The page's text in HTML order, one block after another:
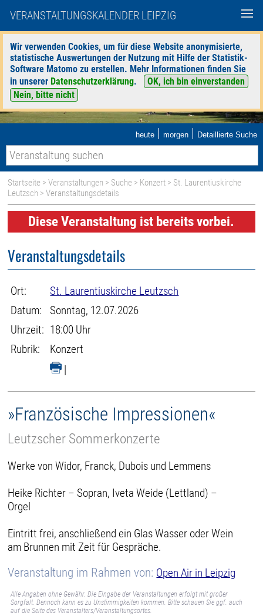
VERANSTALTUNGSKALENDER LEIPZIG
Wir verwenden Cookies, um für diese Website anonymisierte,
statistische Auswertungen der Nutzung mit Hilfe der Statistik-
Software Matomo zu erstellen. Mehr Informationen finden Sie
in unserer Datenschutzerklärung.
OK, ich bin einverstanden
Nein, bitte nicht
heute | morgen | Detaillierte Suche
Startseite >Veranstaltungen > Suche > Konzert > St. Laurentiuskirche
Leutzsch > Veranstaltungsdetails
Diese Veranstaltung ist bereits vorbei.
Veranstaltungsdetails
Ort:
St. Laurentiuskirche Leutzsch
Datum:
Sonntag, 12.07.2026
Uhrzeit: 18:00 Uhr
Rubrik:
Konzert
|
»Französische Impressionen«
Leutzscher Sommerkonzerte
Werke von Widor, Franck, Dubois und Lemmens
Heike Richter – Sopran, Iveta Weide (Lettland) –
Orgel
Eintritt frei, anschließend ein Glas Wasser oder Wein
am Brunnen mit Zeit für Gespräche.
Veranstaltung im Rahmen von: Open Air in Leipzig
Alle Angaben ohne Gewähr. Die Eingabe der Veranstaltungen erfolgt mit großer
Sorgfalt. Dennoch kann es zu Unstimmigkeiten kommen. Bitte schauen Sie ggf. auch
auf die Seite des Veranstalters/Veranstaltungsortes.